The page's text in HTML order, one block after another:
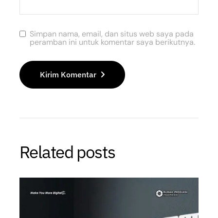
Simpan nama, email, dan situs web saya pada
peramban ini untuk komentar saya berikutnya.
Kirim Komentar
Related posts